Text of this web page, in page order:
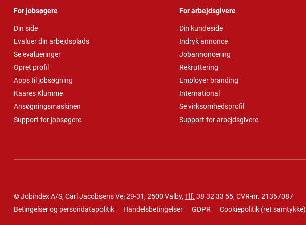
For jobsøgere
Din side
Evaluer din arbejdsplads
Se evalueringer
Opret profil
Apps til jobsøgning
Kaares Klumme
Ansøgningsmaskinen
Support for jobsøgere
For arbejdsgivere
Din kundeside
Indryk annonce
Jobannoncering
Rekruttering
Employer branding
International
Se virksomhedsprofil
Support for arbejdsgivere
© Jobindex A/S, Carl Jacobsens Vej 29-31, 2500 Valby, Tlf. 38 32 33 55, CVR-nr. 21367087
Betingelser og persondatapolitik
Handelsbetingelser GDPR Cookiepolitik (ret samtykke)